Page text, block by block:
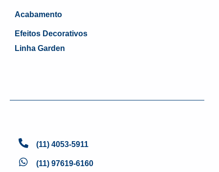
Acabamento
Efeitos Decorativos
Linha Garden
(11) 4053-5911
(11) 97619-6160